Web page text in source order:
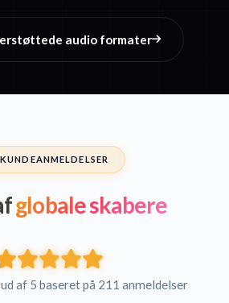
audio formater
KUNDEANMELDELSER
globale skabere
af 5 baseret på 211 anmeldelser